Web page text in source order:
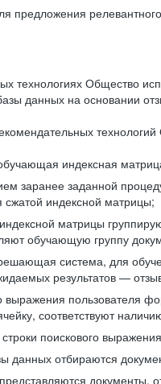
предложения
технологиях Общество
данных на основании
индексная
заранее заданной
индексной матрицы;
матрицы
обучающую группу
система, для
результатов —
выражения пользователя
соответствуют
поискового
данных отбираются